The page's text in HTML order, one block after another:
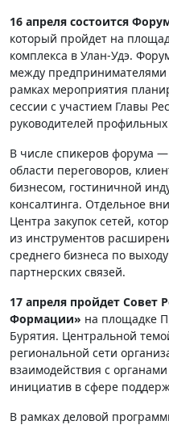
16 апреля состоится
который пройдет на
комплекса в Улан-Удэ.
между предпринимателями
рамках мероприятия
сессии с участием Главы
руководителей
В числе спикеров форума
области переговоров,
бизнесом, гостиничной
консалтинга. Отдельное
Центра закупок сетей,
из инструментов
среднего бизнеса по
партнерских связей.
17 апреля пройдет Совет
Формации» на площадке
Бурятия. Центральной
региональной сети
взаимодействия с
инициатив в сфере
В рамках деловой